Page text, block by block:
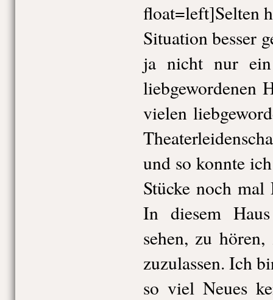
float=left]Selten
Situation besser
ja nicht nur
liebgewordenen
vielen
und so konnte
Stücke noch mal
In diesem
sehen, zu
zuzulassen. Ich
so viel Neues